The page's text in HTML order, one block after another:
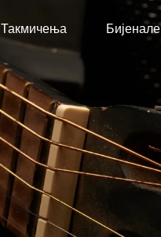
Такмичења Бијенале